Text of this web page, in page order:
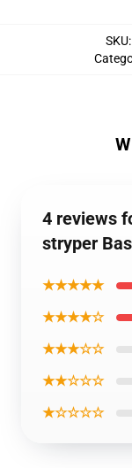
SKU:
4 reviews
stryper
★★★★★
★★★★☆
★★★☆☆
★★☆☆☆
★☆☆☆☆